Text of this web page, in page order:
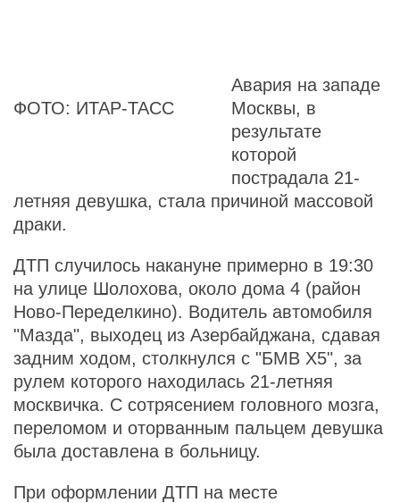
ФОТО: ИТАР-ТАСС
Авария на западе
Москвы, в
результате
которой
пострадала 21-
летняя девушка, стала причиной массовой
драки.
ДТП случилось накануне примерно в 19:30
на улице Шолохова, около дома 4 (район
Ново-Переделкино). Водитель автомобиля
"Мазда", выходец из Азербайджана, сдавая
задним ходом, столкнулся с "БМВ Х5", за
рулем которого находилась 21-летняя
москвичка. С сотрясением головного мозга,
переломом и оторванным пальцем девушка
была доставлена в больницу.
При оформлении ДТП на месте